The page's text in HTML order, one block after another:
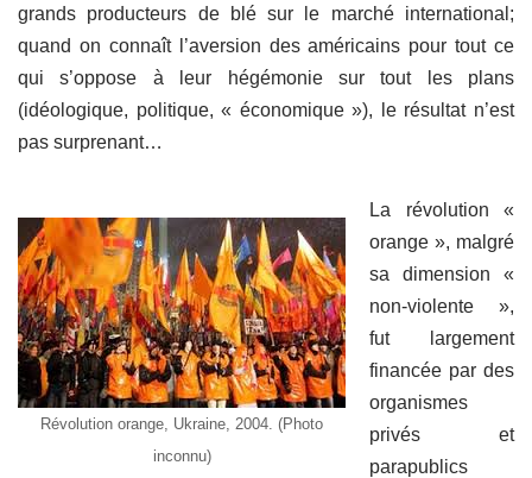
grands producteurs de blé sur le marché international;
quand on connaît l’aversion des américains pour tout ce
qui s’oppose à leur hégémonie sur tout les plans
(idéologique, politique, « économique »), le résultat n’est
pas surprenant…
Révolution orange, Ukraine, 2004. (Photo
inconnu)
La révolution «
orange », malgré
sa dimension «
non-violente »,
fut largement
financée par des
organismes
privés et
parapublics